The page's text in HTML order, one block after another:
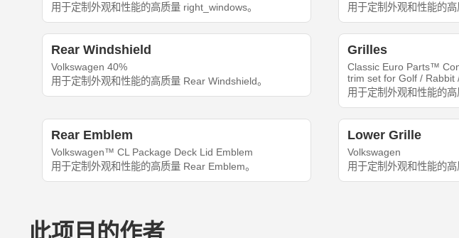
用于定制外观和性能的高质量 right_windows。
用于定制外观和性能的高
Rear Windshield
Volkswagen 40%
用于定制外观和性能的高质量 Rear Windshield。
Grilles
Classic Euro Parts™
trim set for Golf / Rabbit
用于定制外观和性能的高
Rear Emblem
Volkswagen™ CL Package Deck Lid Emblem
用于定制外观和性能的高质量 Rear Emblem。
Lower Grille
Volkswagen
用于定制外观和性能的高
此项目的作者